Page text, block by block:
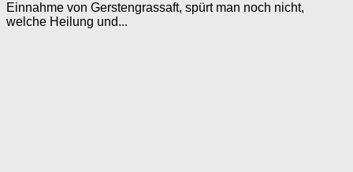
Einnahme von Gerstengrassaft, spürt man noch nicht,
welche Heilung und...